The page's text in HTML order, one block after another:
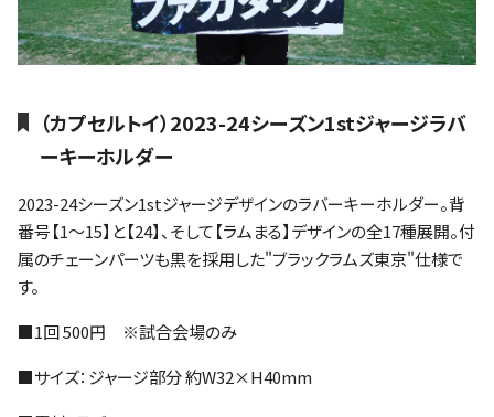
（カプセルトイ）2023-24シーズン1stジャージラバ
ーキーホルダー
2023-24シーズン1stジャージデザインのラバーキーホルダー。背
番号【1～15】と【24】、そして【ラムまる】デザインの全17種展開。付
属のチェーンパーツも黒を採用した"ブラックラムズ東京"仕様で
す。
■1回 500円 ※試合会場のみ
■サイズ：ジャージ部分 約W32×H40mm